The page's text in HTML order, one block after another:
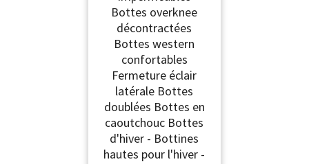
Bottes overknee
décontractées
Bottes western
confortables
Fermeture éclair
latérale Bottes
doublées Bottes en
caoutchouc Bottes
d'hiver - Bottines
hautes pour l'hiver -